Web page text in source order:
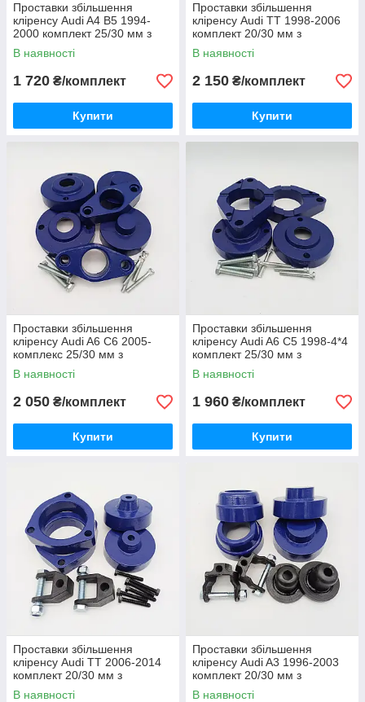
Проставки збільшення
кліренсу Audi A4 B5 1994-
2000 комплект 25/30 мм з
антикор.кр.
В наявності
1 720 ₴/комплект
Купити
Проставки збільшення
кліренсу Audi TT 1998-2006
комплект 20/30 мм з
антикор.кр.
В наявності
2 150 ₴/комплект
Купити
Проставки збільшення
кліренсу Audi A6 C6 2005-
комплекс 25/30 мм з
антикор.кр.
В наявності
2 050 ₴/комплект
Купити
Проставки збільшення
кліренсу Audi A6 C5 1998-4*4
комплект 25/30 мм з
антикор.кр.
В наявності
1 960 ₴/комплект
Купити
Проставки збільшення
кліренсу Audi TT 2006-2014
комплект 20/30 мм з
антикор.кр.
В наявності
Проставки збільшення
кліренсу Audi A3 1996-2003
комплект 20/30 мм з
антикор.кр.
В наявності